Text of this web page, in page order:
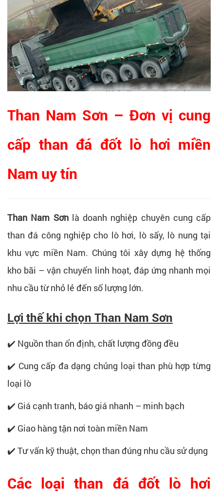
Than Nam Sơn – Đơn vị cung
cấp than đá đốt lò hơi miền
Nam uy tín
Than Nam Sơnlà doanh nghiệp chuyên cung cấp
than đá công nghiệp cho lò hơi, lò sấy, lò nung tại
khu vực miền Nam. Chúng tôi xây dựng hệ thống
kho bãi – vận chuyển linh hoạt, đáp ứng nhanh mọi
nhu cầu từ nhỏ lẻ đến số lượng lớn.
Lợi thế khi chọn Than Nam Sơn
✔️ Nguồn than ổn định, chất lượng đồng đều
✔️ Cung cấp đa dạng chủng loại than phù hợp từng
loại lò
✔️ Giá cạnh tranh, báo giá nhanh – minh bạch
✔️ Giao hàng tận nơi toàn miền Nam
✔️ Tư vấn kỹ thuật, chọn than đúng nhu cầu sử dụng
Các loại than đá đốt lò hơi